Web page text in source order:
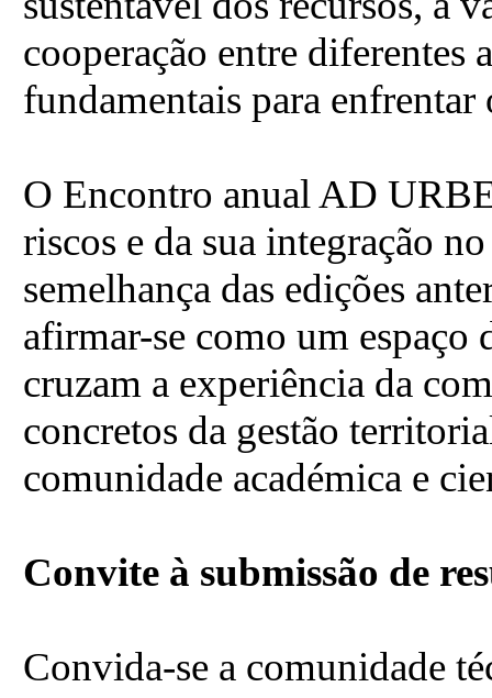
cooperação entre diferentes
fundamentais para
O Encontro anual AD
riscos e da sua integração
semelhança das edições
afirmar-se como um espaço
cruzam a experiência da
concretos da gestão
comunidade académica e
Convite à submissão de
Convida-se a comunidade